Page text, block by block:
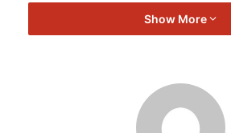
kesedaran luar biasa di kalangan
pendokong semua peringkat.
meningkatkan kestabilan politik di
di negara kita,” ujar beliau.
Show More